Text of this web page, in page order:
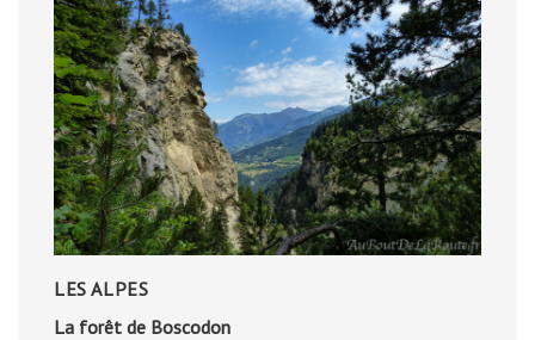
LES ALPES
La forêt de Boscodon